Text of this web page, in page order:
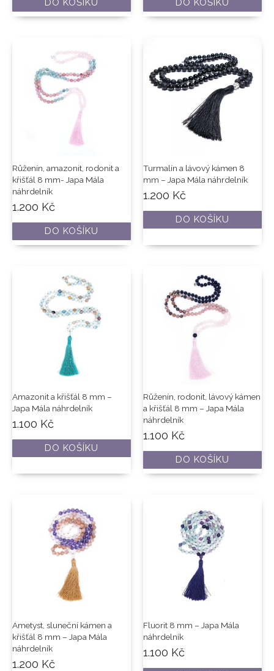
DO KOŠÍKU DO KOŠÍKU
Růženín, amazonit, rodonit a
křišťál 8 mm- Japa Mála
náhrdelník
1.200 Kč
DO KOŠÍKU
Turmalín a lávový kámen 8
mm – Japa Mála náhrdelník
1.200 Kč
DO KOŠÍKU
Amazonit a křišťál 8 mm –
Japa Mála náhrdelník
1.100 Kč
DO KOŠÍKU
Růženín, rodonit, lávový kámen
a křišťál 8 mm – Japa Mála
náhrdelník
1.100 Kč
DO KOŠÍKU
Ametyst, sluneční kámen a
křišťál 8 mm – Japa Mála
náhrdelník
1.200 Kč
Fluorit 8 mm – Japa Mála
náhrdelník
1.100 Kč